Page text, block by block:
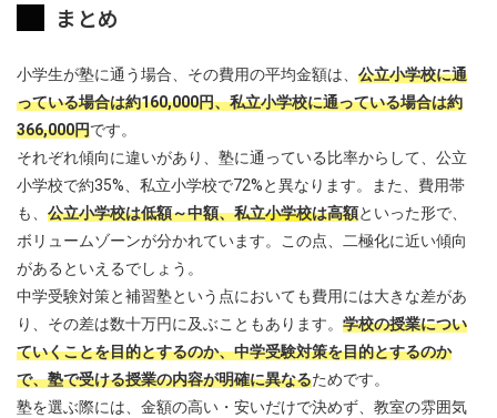
まとめ
小学生が塾に通う場合、その費用の平均金額は、 公立小学校に通
っている場合は約160,000円、私立小学校に通っている場合は約
366,000円です。
それぞれ傾向に違いがあり、塾に通っている比率からして、公立
小学校で約35%、私立小学校で72%と異なります。また、費用帯
も、 公立小学校は低額～中額、私立小学校は高額といった形で、
ボリュームゾーンが分かれています。この点、二極化に近い傾向
があるといえるでしょう。
中学受験対策と補習塾という点においても費用には大きな差があ
り、その差は数十万円に及ぶこともあります。 学校の授業につい
ていくことを目的とするのか、中学受験対策を目的とするのか
で、塾で受ける授業の内容が明確に異なるためです。
塾を選ぶ際には、金額の高い・安いだけで決めず、教室の雰囲気